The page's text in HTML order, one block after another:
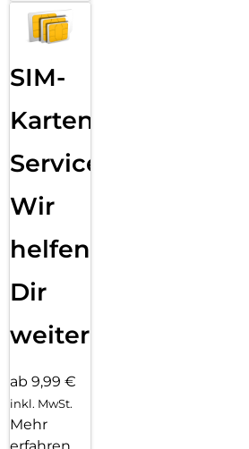
SIM-
Karten
Service:
Wir
helfen
Dir
weiter
ab 9,99 €
inkl. MwSt.
Mehr